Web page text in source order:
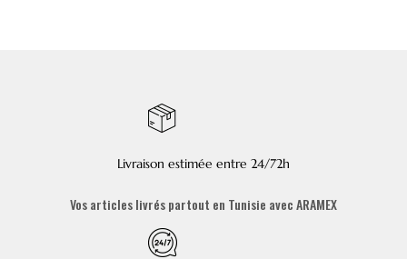
Livraison estimée entre 24/72h
Vos articles livrés partout en Tunisie avec ARAMEX